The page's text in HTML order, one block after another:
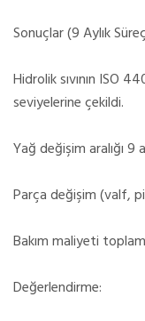
Sonuçlar (9 Aylık
Hidrolik sıvının ISO
seviyelerine çekildi.
Yağ değişim aralığı
Parça değişim (valf,
Bakım maliyeti
Değerlendirme: